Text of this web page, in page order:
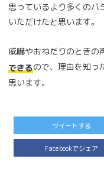
思っているより多くのパ
いただけたと思います。
威嚇やおねだりのときの
できるので、理由を知っ
思います。
ツイートする
Facebookでシェア